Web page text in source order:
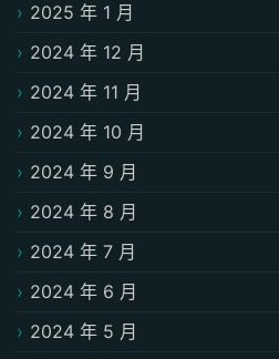
2025 年 1 月
2024 年 12 月
2024 年 11 月
2024 年 10 月
2024 年 9 月
2024 年 8 月
2024 年 7 月
2024 年 6 月
2024 年 5 月